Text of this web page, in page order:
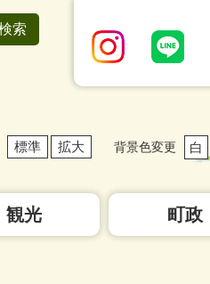
標準 拡大 背景色変更 白
観光 町政